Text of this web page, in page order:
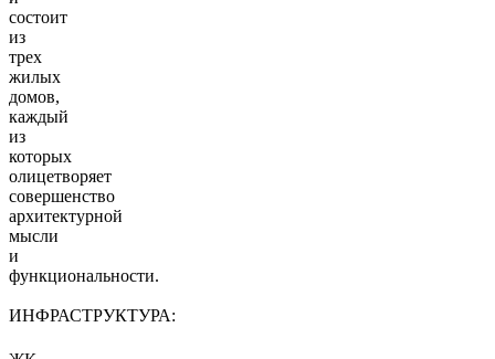
состоит
из
трех
жилых
домов,
каждый
из
которых
олицетворяет
совершенство
архитектурной
мысли
и
функциональности.
ИНФРАСТРУКТУРА: